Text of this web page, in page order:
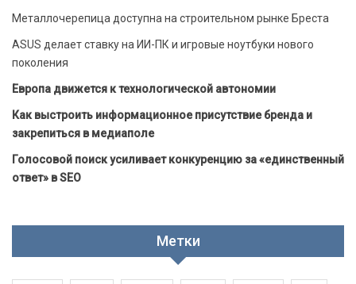
Металлочерепица доступна на строительном рынке Бреста
ASUS делает ставку на ИИ-ПК и игровые ноутбуки нового
поколения
Европа движется к технологической автономии
Как выстроить информационное присутствие бренда и
закрепиться в медиаполе
Голосовой поиск усиливает конкуренцию за «единственный
ответ» в SEO
Метки